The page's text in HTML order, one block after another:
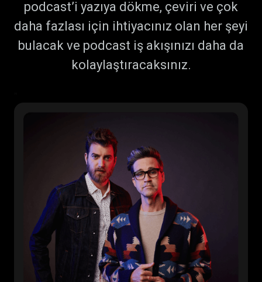
podcast’i yazıya dökme, çeviri ve çok
daha fazlası için ihtiyacınız olan her şeyi
bulacak ve podcast iş akışınızı daha da
kolaylaştıracaksınız.